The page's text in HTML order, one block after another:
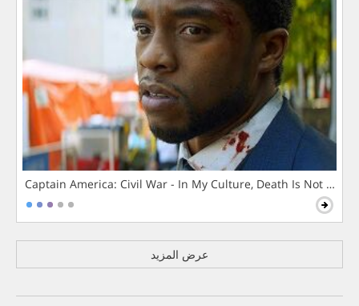
Captain America: Civil War - In My Culture, Death Is Not The
عرض المزيد